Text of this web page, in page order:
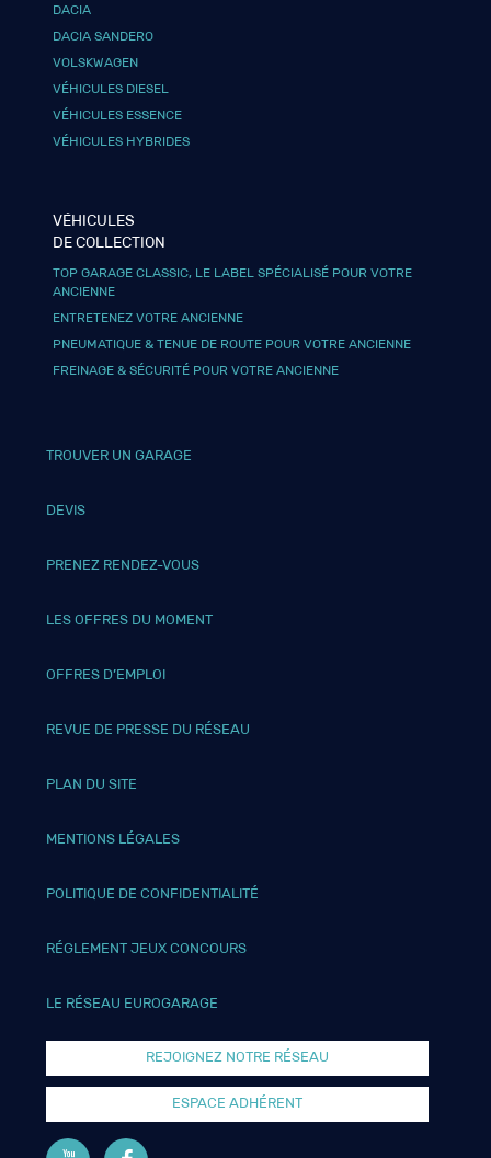
DACIA
DACIA SANDERO
VOLSKWAGEN
VÉHICULES DIESEL
VÉHICULES ESSENCE
VÉHICULES HYBRIDES
VÉHICULES
DE COLLECTION
TOP GARAGE CLASSIC, LE LABEL SPÉCIALISÉ POUR VOTRE
ANCIENNE
ENTRETENEZ VOTRE ANCIENNE
PNEUMATIQUE & TENUE DE ROUTE POUR VOTRE ANCIENNE
FREINAGE & SÉCURITÉ POUR VOTRE ANCIENNE
TROUVER UN GARAGE
DEVIS
PRENEZ RENDEZ-VOUS
LES OFFRES DU MOMENT
OFFRES D’EMPLOI
REVUE DE PRESSE DU RÉSEAU
PLAN DU SITE
MENTIONS LÉGALES
POLITIQUE DE CONFIDENTIALITÉ
RÉGLEMENT JEUX CONCOURS
LE RÉSEAU EUROGARAGE
REJOIGNEZ NOTRE RÉSEAU
ESPACE ADHÉRENT